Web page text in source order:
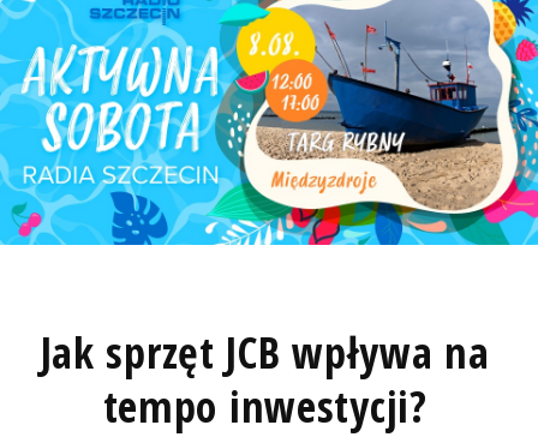
Jak sprzęt JCB wpływa na
tempo inwestycji?